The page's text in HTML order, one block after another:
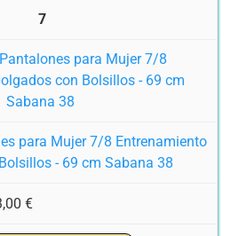
7
para Mujer 7/8 Entrenamiento
- 69 cm Sabana 38
€